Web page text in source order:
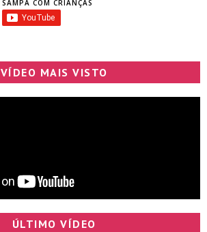
SAMPA COM CRIANÇAS
VÍDEO MAIS VISTO
ÚLTIMO VÍDEO